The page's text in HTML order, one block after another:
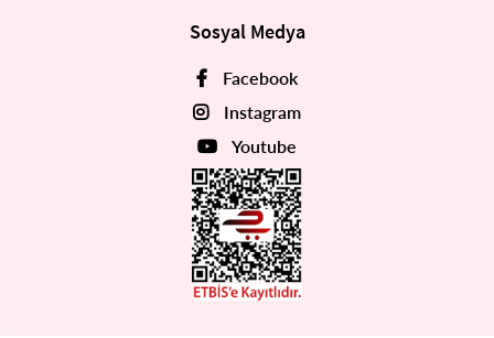
Sosyal Medya
Facebook
Instagram
Youtube